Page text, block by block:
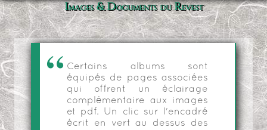
Images & Documents du Revest
Certains albums sont
équipés de pages associées
qui offrent un éclairage
complémentaire aux images
et pdf. Un clic sur l'encadré
écrit en vert au dessus des